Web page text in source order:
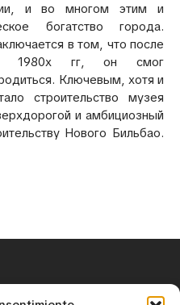
и во многом этим и
богатство города.
в том, что после
1980х гг, он смог
Ключевым, хотя и
строительство музея
и амбициозный
Нового Бильбао.
25 18 43